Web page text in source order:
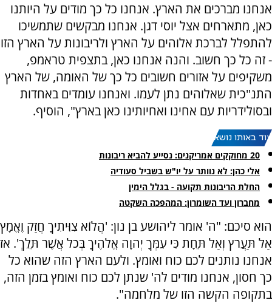
אנחנו מברכים את הארץ. אנחנו כל כך מודים על היותנו
כאן, מתארחים אצל יוסי דגן. אנחנו מבקשים שתמשיכו
להתפלל לברכת אלוהים על הארץ ולריבונות על הארץ הזו
- זה כל כך חשוב. והנה אנחנו כאן, בתצפית טראמפ,
משקיפים על אזורים חשובים כל כך של האומה, של הארץ
התנ"כית שאלוהים נתן לעמו. ואנחנו עומדים באחדות
ובסולידריות עם אחינו ואחיותינו כאן בארץ", הוסיף.
עוד באותו נושא:
20 מחוקקים אמריקנים: נסייע להביא ריבונות
אלי כהן: לא נוותר על יו"ש בשביל סעודיה
החלת הריבונות תקועה - בגלל הימין
מחברון ועד השומרון: המהפכה השקטה
הוא סיכם: "ה' אומר ליהושע בן נון: 'הֲלוֹא צִוִּיתִיךָ חֲזַק וֶאֱמָץ
אַל תַּעֲרֹץ וְאַל תֵּחָת כִּי עִמְּךָ יְהוָה אֱלֹהֶיךָ בְּכֹל אֲשֶׁר תֵּלֵךְ'. אז
אנחנו נותנים לכם כוח ואומץ. ולעם הארץ הזה שהוא כל
כך חסון, אנחנו מודים לה' שנתן לכם כוח ואומץ בזמן הזה,
בתקופה הקשה הזו של מלחמה".